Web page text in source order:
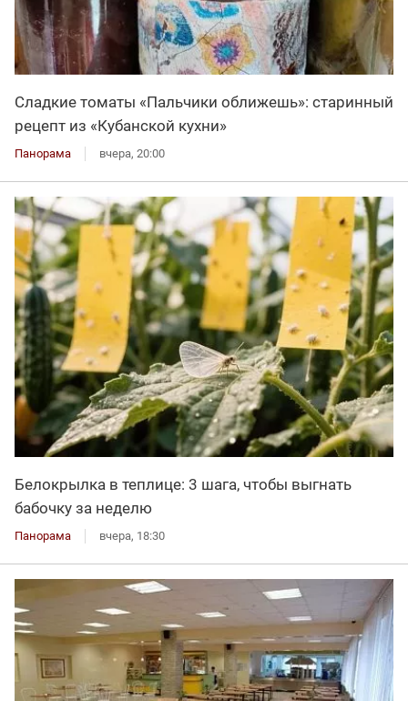
Сладкие томаты «Пальчики оближешь»: старинный
рецепт из «Кубанской кухни»
Панорама вчера, 20:00
Белокрылка в теплице: 3 шага, чтобы выгнать
бабочку за неделю
Панорама вчера, 18:30